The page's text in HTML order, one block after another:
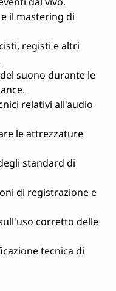
il mastering di
registi e altri
suono durante le
relativi all'audio
le attrezzature
standard di
di registrazione e
corretto delle
tecnica di